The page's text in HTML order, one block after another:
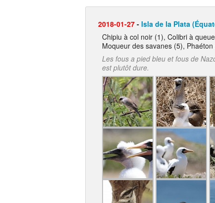
2018-01-27 - Isla de la Plata
Chipiu à col noir (1), Colibri à
Moqueur des savanes (5),
Les fous a pied bleu et fous de
est plutôt dure.